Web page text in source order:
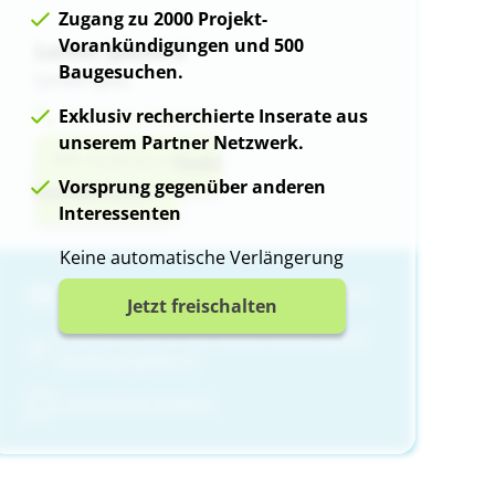
Zugang freischalten und alle Bilder
Lorem ipsum d
Lorem ipsu
Nummer Anzeigen
kontaktieren
Einer von mehr als 80 Premium-Partnern
Projekte schon in der Vorvermarktung auf
Zugang zu 2000 Projekt-
Vorankündigungen und 500
Baugesuchen.
Exklusiv recherchierte Inserate aus
unserem Partner Netzwerk.
Vorsprung gegenüber anderen
Interessenten
Keine automatische Verlängerung
Jetzt freischalten